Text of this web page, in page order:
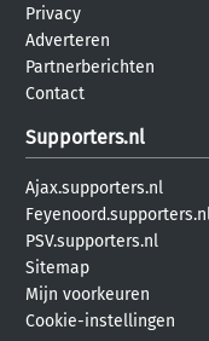
Privacy
Adverteren
Partnerberichten
Contact
Supporters.nl
Ajax.supporters.nl
PSV.supporters.nl
Sitemap
Mijn voorkeuren
Cookie-instellingen